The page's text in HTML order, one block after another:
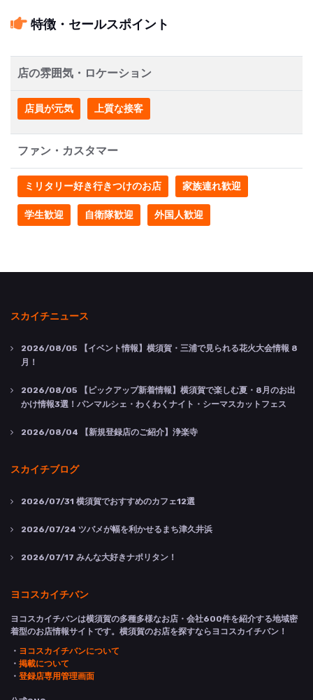
特徴・セールスポイント
店の雰囲気・ロケーション
店員が元気 上質な接客
ファン・カスタマー
ミリタリー好き行きつけのお店 家族連れ歓迎
学生歓迎 自衛隊歓迎 外国人歓迎
スカイチニュース
2026/08/05 【イベント情報】横須賀・三浦で見られる花火大会情報 8
月！
2026/08/05 【ピックアップ新着情報】横須賀で楽しむ夏・8月のお出
かけ情報3選！パンマルシェ・わくわくナイト・シーマスカットフェス
2026/08/04 【新規登録店のご紹介】浄楽寺
スカイチブログ
2026/07/31 横須賀でおすすめのカフェ12選
2026/07/24 ツバメが幅を利かせるまち津久井浜
2026/07/17 みんな大好きナポリタン！
ヨコスカイチバン
ヨコスカイチバンは横須賀の多種多様なお店・会社600件を紹介する地域密
着型のお店情報サイトです。横須賀のお店を探すならヨコスカイチバン！
・ ヨコスカイチバンについて
・ 掲載について
・ 登録店専用管理画面